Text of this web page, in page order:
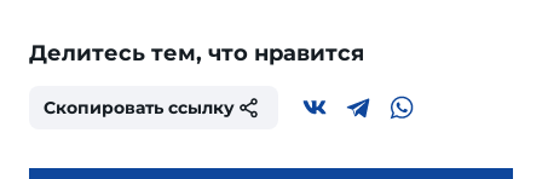
Делитесь тем, что нравится
Скопировать ссылку